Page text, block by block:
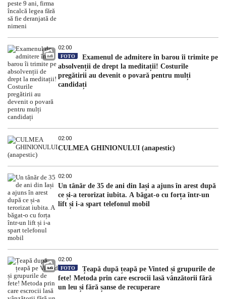
02:00
FOTO
Examenul de admitere în barou îi trimite pe
absolvenții de drept la meditații! Costurile
pregătirii au devenit o povară pentru mulți
candidați
02:00
CULMEA GHINIONULUI (anapestic)
02:00
Un tânăr de 35 de ani din Iași a ajuns în arest după
ce și-a terorizat iubita. A băgat-o cu forța într-un
lift și i-a spart telefonul mobil
02:00
FOTO
Țeapă după țeapă pe Vinted și grupurile de
fete! Metoda prin care escrocii lasă vânzătorii fără
un leu și fără șanse de recuperare